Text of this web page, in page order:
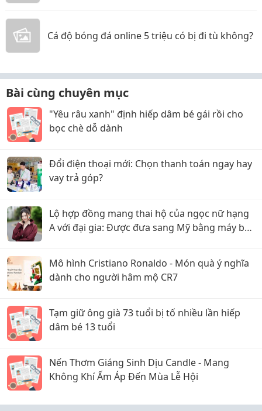
Cá độ bóng đá online 5 triệu có bị đi tù không?
Bài cùng chuyên mục
"Yêu râu xanh" định hiếp dâm bé gái rồi cho
bọc chè dỗ dành
Đổi điện thoại mới: Chọn thanh toán ngay hay
vay trả góp?
Lộ hợp đồng mang thai hộ của ngọc nữ hạng
A với đại gia: Được đưa sang Mỹ bằng máy bay
Mô hình Cristiano Ronaldo - Món quà ý nghĩa
dành cho người hâm mộ CR7
Tạm giữ ông già 73 tuổi bị tố nhiều lần hiếp
dâm bé 13 tuổi
Nến Thơm Giáng Sinh Dịu Candle - Mang
Không Khí Ấm Áp Đến Mùa Lễ Hội